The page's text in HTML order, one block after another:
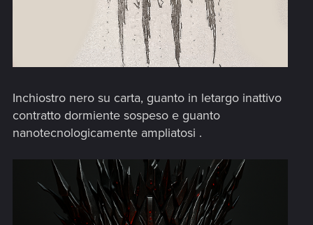
Inchiostro nero su carta, guanto in letargo inattivo
contratto dormiente sospeso e guanto
nanotecnologicamente ampliatosi .